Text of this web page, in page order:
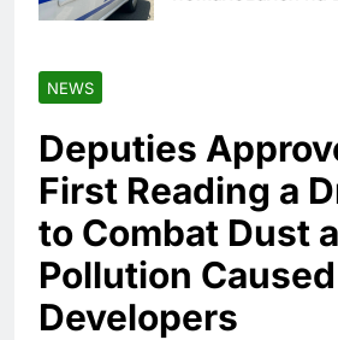
NEWS
Deputies
First Reading a
to Combat Dust
Pollution
Developers